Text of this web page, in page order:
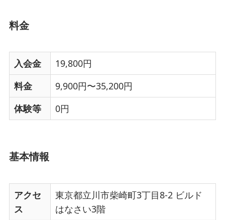
料金
入会金
19,800円
料金
9,900円〜35,200円
体験等
0円
基本情報
アクセ
ス
東京都立川市柴崎町3丁目8-2 ビルド
はなさい3階